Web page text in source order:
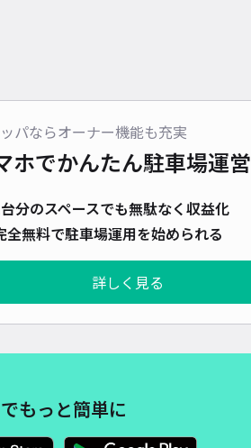
パならオーナー機能も充実
ホでかんたん駐車場運営
分のスペースでも無駄なく収益化
全無料で駐車場運用を始められる
詳しく見る
もっと簡単に